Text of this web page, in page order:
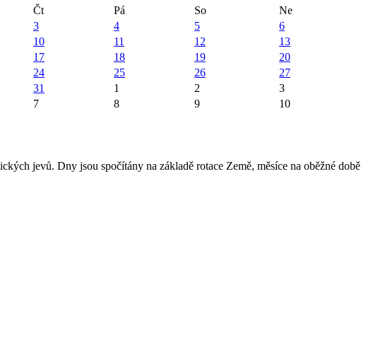
Čt Pá So
Ne
3 4 5
6
10 11 12
13
17 18 19
20
24 25 26
27
31 1 2
3
7 8 9 10
jevů. Dny jsou spočítány na základě rotace Země, měsíce na oběžné době